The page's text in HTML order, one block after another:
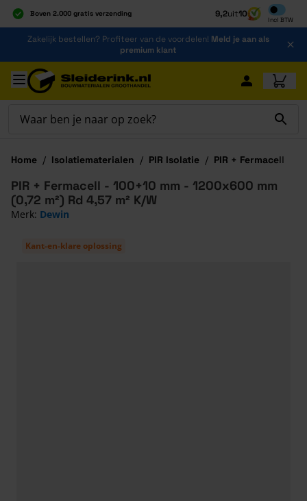
Boven 2.000 gratis verzending
Al 40 jaar dé specialist
Alles onder één dak
9,2uit10
Incl BTW
Inclusief
Ga naar de inhoud
Zakelijk bestellen? Profiteer van de voordelen! Meld je aan als
premium klant
Ga naar hoofdinhoud
Home / Isolatiematerialen / PIR Isolatie / PIR + Fermacell
Kant-en-klare oplossing
PIR + Fermacell - 100+10 mm - 1200x600 mm
(0,72 m²) Rd 4,57 m² K/W
Merk: Dewin